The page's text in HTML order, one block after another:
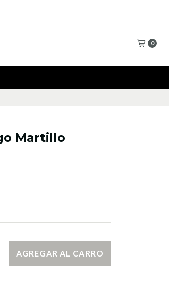
0
Martillo
AGREGAR AL CARRO